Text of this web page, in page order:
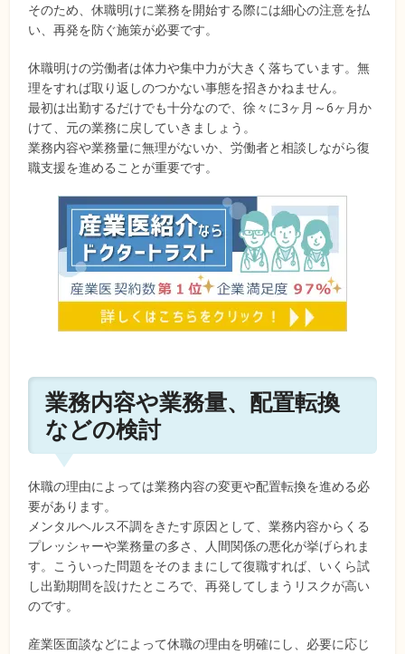
そのため、休職明けに業務を開始する際には細心の注意を払
い、再発を防ぐ施策が必要です。
休職明けの労働者は体力や集中力が大きく落ちています。無
理をすれば取り返しのつかない事態を招きかねません。
最初は出勤するだけでも十分なので、徐々に3ヶ月～6ヶ月か
けて、元の業務に戻していきましょう。
業務内容や業務量に無理がないか、労働者と相談しながら復
職支援を進めることが重要です。
業務内容や業務量、配置転換
などの検討
休職の理由によっては業務内容の変更や配置転換を進める必
要があります。
メンタルヘルス不調をきたす原因として、業務内容からくる
プレッシャーや業務量の多さ、人間関係の悪化が挙げられま
す。こういった問題をそのままにして復職すれば、いくら試
し出勤期間を設けたところで、再発してしまうリスクが高い
のです。
産業医面談などによって休職の理由を明確にし、必要に応じ